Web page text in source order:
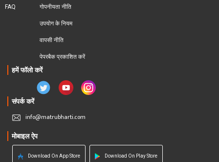
FAQ गोपनीयता नीति
उपयोग के नियम
वापसी नीति
पेपरबैक प्रकाशित करें
हमें फॉलो करें
संपर्क करें
info@matrubharti.com
मोबाइल ऐप
Download On App Store Download On Play Store